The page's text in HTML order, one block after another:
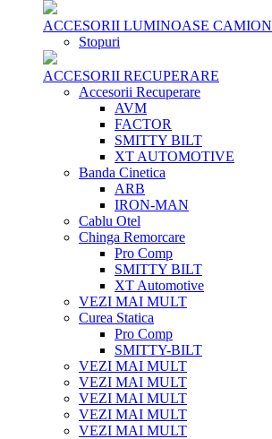
ACCESORII LUMINOASE CAMION
Stopuri
ACCESORII RECUPERARE
Accesorii Recuperare
AVM
FACTOR
SMITTY BILT
XT AUTOMOTIVE
Banda Cinetica
ARB
IRON-MAN
Cablu Otel
Chinga Remorcare
Pro Comp
SMITTY BILT
XT Automotive
VEZI MAI MULT
Curea Statica
Pro Comp
SMITTY-BILT
VEZI MAI MULT
VEZI MAI MULT
VEZI MAI MULT
VEZI MAI MULT
VEZI MAI MULT